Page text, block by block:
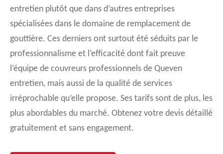
entretien plutôt que dans d’autres entreprises
spécialisées dans le domaine de remplacement de
gouttière. Ces derniers ont surtout été séduits par le
professionnalisme et l’efficacité dont fait preuve
l’équipe de couvreurs professionnels de Queven
entretien, mais aussi de la qualité de services
irréprochable qu’elle propose. Ses tarifs sont de plus, les
plus abordables du marché. Obtenez votre devis détaillé
gratuitement et sans engagement.